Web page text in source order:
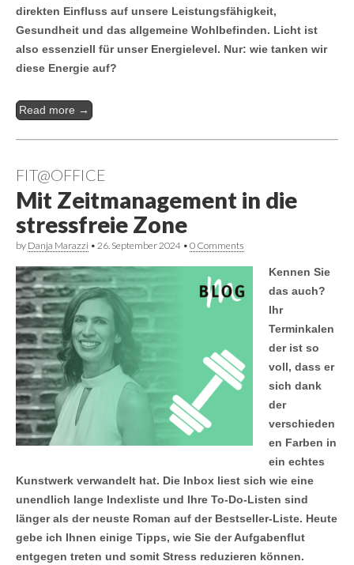
direkten Einfluss auf unsere Leistungsfähigkeit,
Gesundheit und das allgemeine Wohlbefinden. Licht ist
also essenziell für unser Energielevel. Nur: wie tanken wir
diese Energie auf?
Read more →
FIT@OFFICE
Mit Zeitmanagement in die
stressfreie Zone
by Danja Marazzi • 26. September 2024 • 0 Comments
Kennen Sie
das auch?
Ihr
Terminkalen
der ist so
voll, dass er
sich dank
der
verschieden
en Farben in
ein echtes
Kunstwerk verwandelt hat. Die Inbox liest sich wie eine
unendlich lange Indexliste und Ihre To-Do-Listen sind
länger als der neuste Roman auf der Bestseller-Liste. Heute
gebe ich Ihnen einige Tipps, wie Sie der Aufgabenflut
entgegen treten und somit Stress reduzieren können.